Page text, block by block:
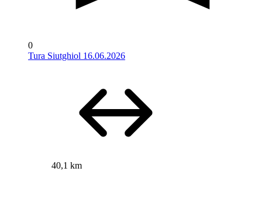
0
Tura Siutghiol 16.06.2026
40,1 km